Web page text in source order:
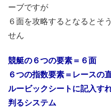
ーブですが
６面を攻略するとなるとそ
せん
競艇の６つの要素＝６面
６つの指数要素＝レースの
ルービックシートに記入す
判るシステム